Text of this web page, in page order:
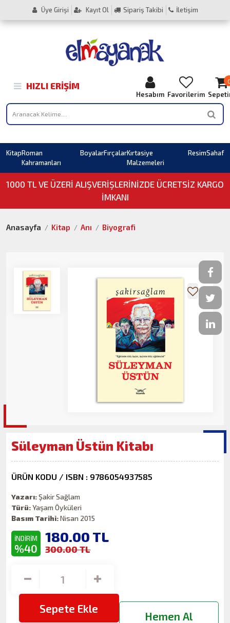
Üye Girişi Kayıt Ol Sipariş Takibi İletişim
HIZLI ERIŞIM
Hesabım Favorilerim
KitapRoman
Kahramanları
BoyalarFırçalarKırtasiye
Malzemeleri
ResimSahaf
1000 TL VE ÜZERI ALIŞVERIŞLERINIZDE ÜCRETSİZ KARGO
İMKANI
Anasayfa Kitap Anı Biyografi
Süleyman Üstün Kitabı
ÜRÜN KODU / ISBN : 9786054937585
Yazarı:Şakir Sağlam
Türü:Yaşam Öyküleri
Basım Tarihi:Nisan 2015
İNDİRİM
%40
180.00 TL
300.00 TL
Sepete Ekle
Hemen Al